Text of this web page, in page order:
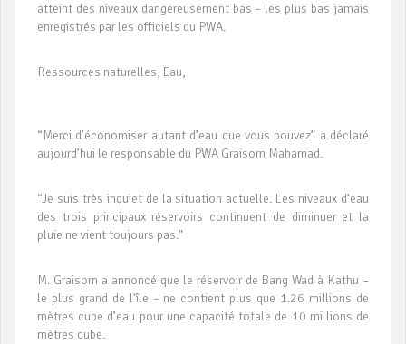
atteint des niveaux dangereusement bas – les plus bas jamais
enregistrés par les officiels du PWA.
Ressources naturelles, Eau,
“Merci d’économiser autant d’eau que vous pouvez” a déclaré
aujourd’hui le responsable du PWA Graisorn Mahamad.
“Je suis très inquiet de la situation actuelle. Les niveaux d’eau
des trois principaux réservoirs continuent de diminuer et la
pluie ne vient toujours pas.”
M. Graisorn a annoncé que le réservoir de Bang Wad à Kathu –
le plus grand de l'île – ne contient plus que 1.26 millions de
mètres cube d’eau pour une capacité totale de 10 millions de
mètres cube.